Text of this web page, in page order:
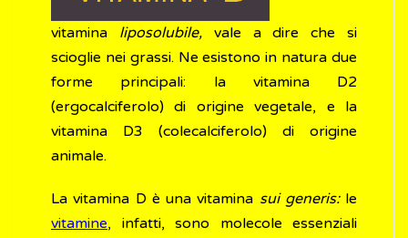
vitamina liposolubile, vale a dire che si
scioglie nei grassi. Ne esistono in natura due
forme principali: la vitamina D2
(ergocalciferolo) di origine vegetale, e la
vitamina D3 (colecalciferolo) di origine
animale.
La vitamina D è una vitamina sui generis: le
vitamine, infatti, sono molecole essenziali